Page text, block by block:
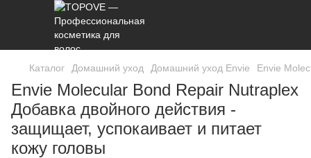
Каталог Домашний уход Домашний уход Envie Envie
Envie Molecular Bond Repair Nutraplex
Добавка двойного действия -
защищает, успокаивает и питает
кожу головы